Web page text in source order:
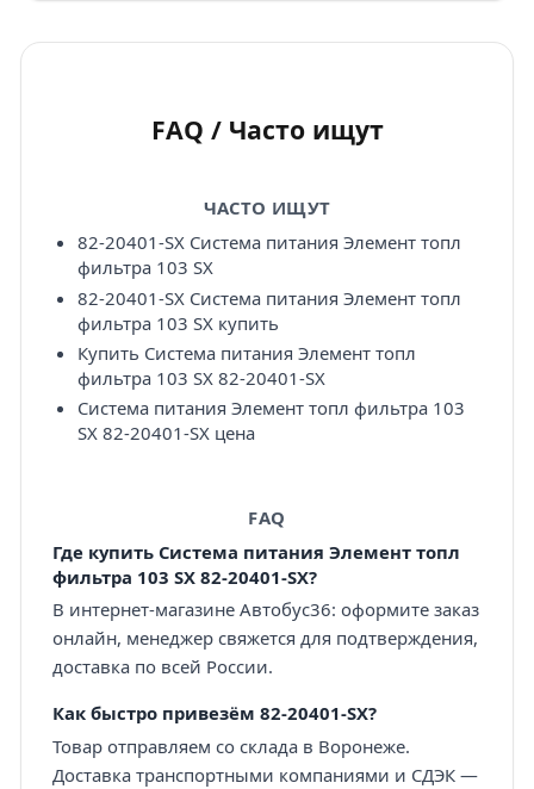
FAQ / Часто ищут
ЧАСТО ИЩУТ
82-20401-SX Система питания Элемент топл
фильтра 103 SX
82-20401-SX Система питания Элемент топл
фильтра 103 SX купить
Купить Система питания Элемент топл
фильтра 103 SX 82-20401-SX
Система питания Элемент топл фильтра 103
SX 82-20401-SX цена
FAQ
Где купить Система питания Элемент топл
фильтра 103 SX 82-20401-SX?
В интернет-магазине Автобус36: оформите заказ
онлайн, менеджер свяжется для подтверждения,
доставка по всей России.
Как быстро привезём 82-20401-SX?
Товар отправляем со склада в Воронеже.
Доставка транспортными компаниями и СДЭК —